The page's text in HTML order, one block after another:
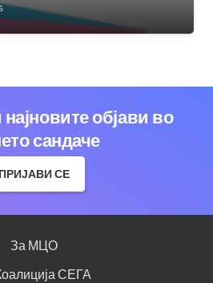
објави во
сандаче
ПРИЈАВИ СЕ
За МЦО
СЕГА